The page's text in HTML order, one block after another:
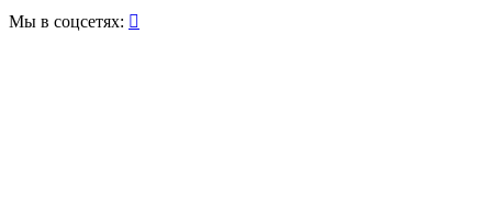
Мы в соцсетях: 